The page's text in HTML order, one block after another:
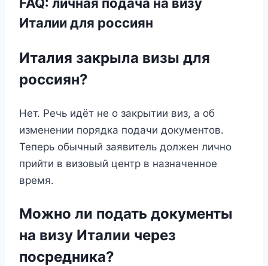
Италии для россиян
Италия закрыла визы для
россиян?
Нет. Речь идёт не о закрытии виз, а об
изменении порядка подачи документов.
Теперь обычный заявитель должен лично
прийти в визовый центр в назначенное
время.
Можно ли подать документы
на визу Италии через
посредника?